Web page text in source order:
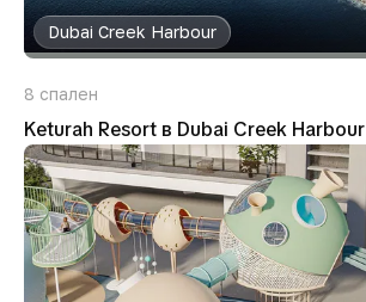
Dubai Creek Harbour
8 спален
Keturah Resort в Dubai Creek Harbour